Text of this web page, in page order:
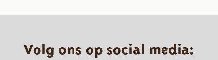
Volg ons op social media: